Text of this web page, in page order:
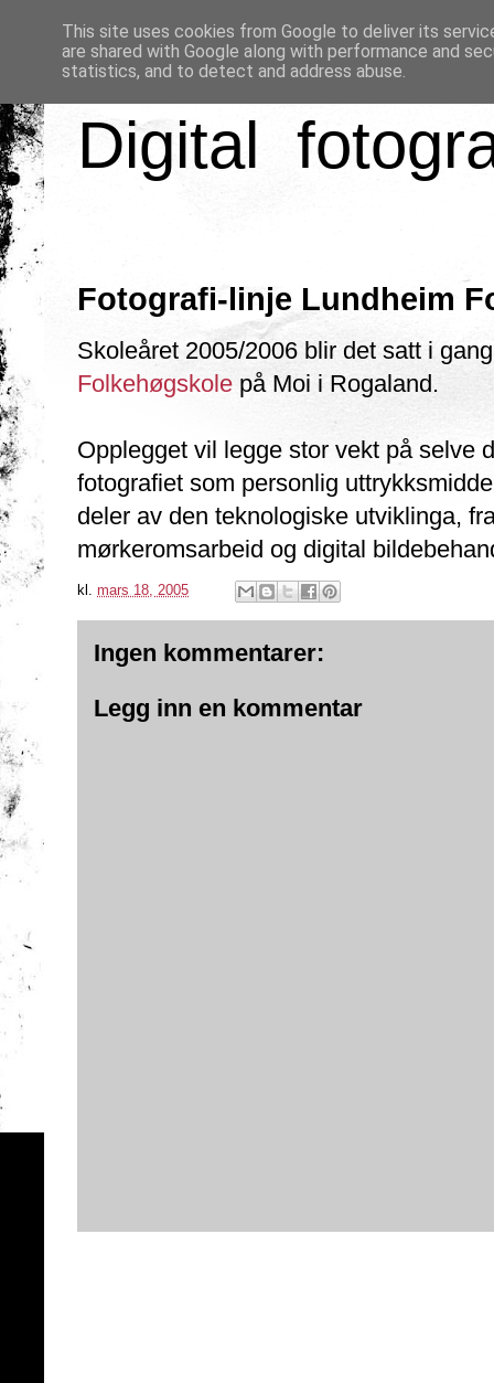
Digital
Fotografi-linje Lundheim
Skoleåret 2005/2006 blir det satt i
Folkehøgskole på Moi i Rogaland.
Opplegget vil legge stor vekt på selve
fotografiet som personlig
deler av den teknologiske utviklinga,
mørkeromsarbeid og digital
kl. mars 18, 2005
Ingen kommentarer:
Legg inn en kommentar
This site uses cookies from Google to deliver its
are shared with Google along with performance and
statistics, and to detect and address abuse.